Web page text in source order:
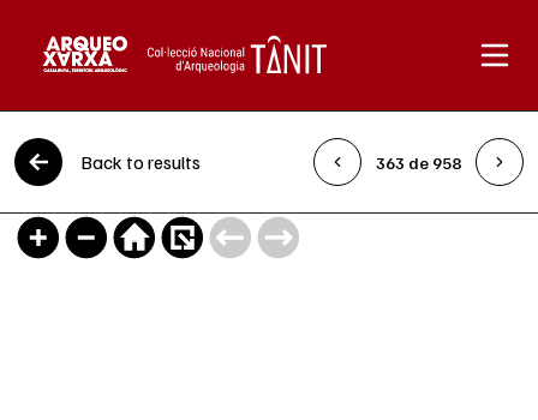
Skip to content
Back to results 363 de 958